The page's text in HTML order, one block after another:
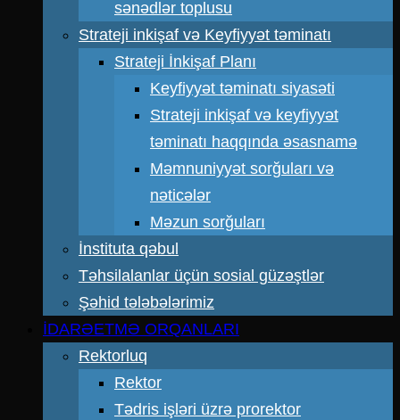
sənədlər toplusu
Strateji inkişaf və Keyfiyyət təminatı
Strateji İnkişaf Planı
Keyfiyyət təminatı siyasəti
Strateji inkişaf və keyfiyyət
təminatı haqqında əsasnamə
Məmnuniyyət sorğuları və
nəticələr
Məzun sorğuları
İnstituta qəbul
Təhsilalanlar üçün sosial güzəştlər
Şəhid tələbələrimiz
İDARƏETMƏ ORQANLARI
Rektorluq
Rektor
Tədris işləri üzrə prorektor